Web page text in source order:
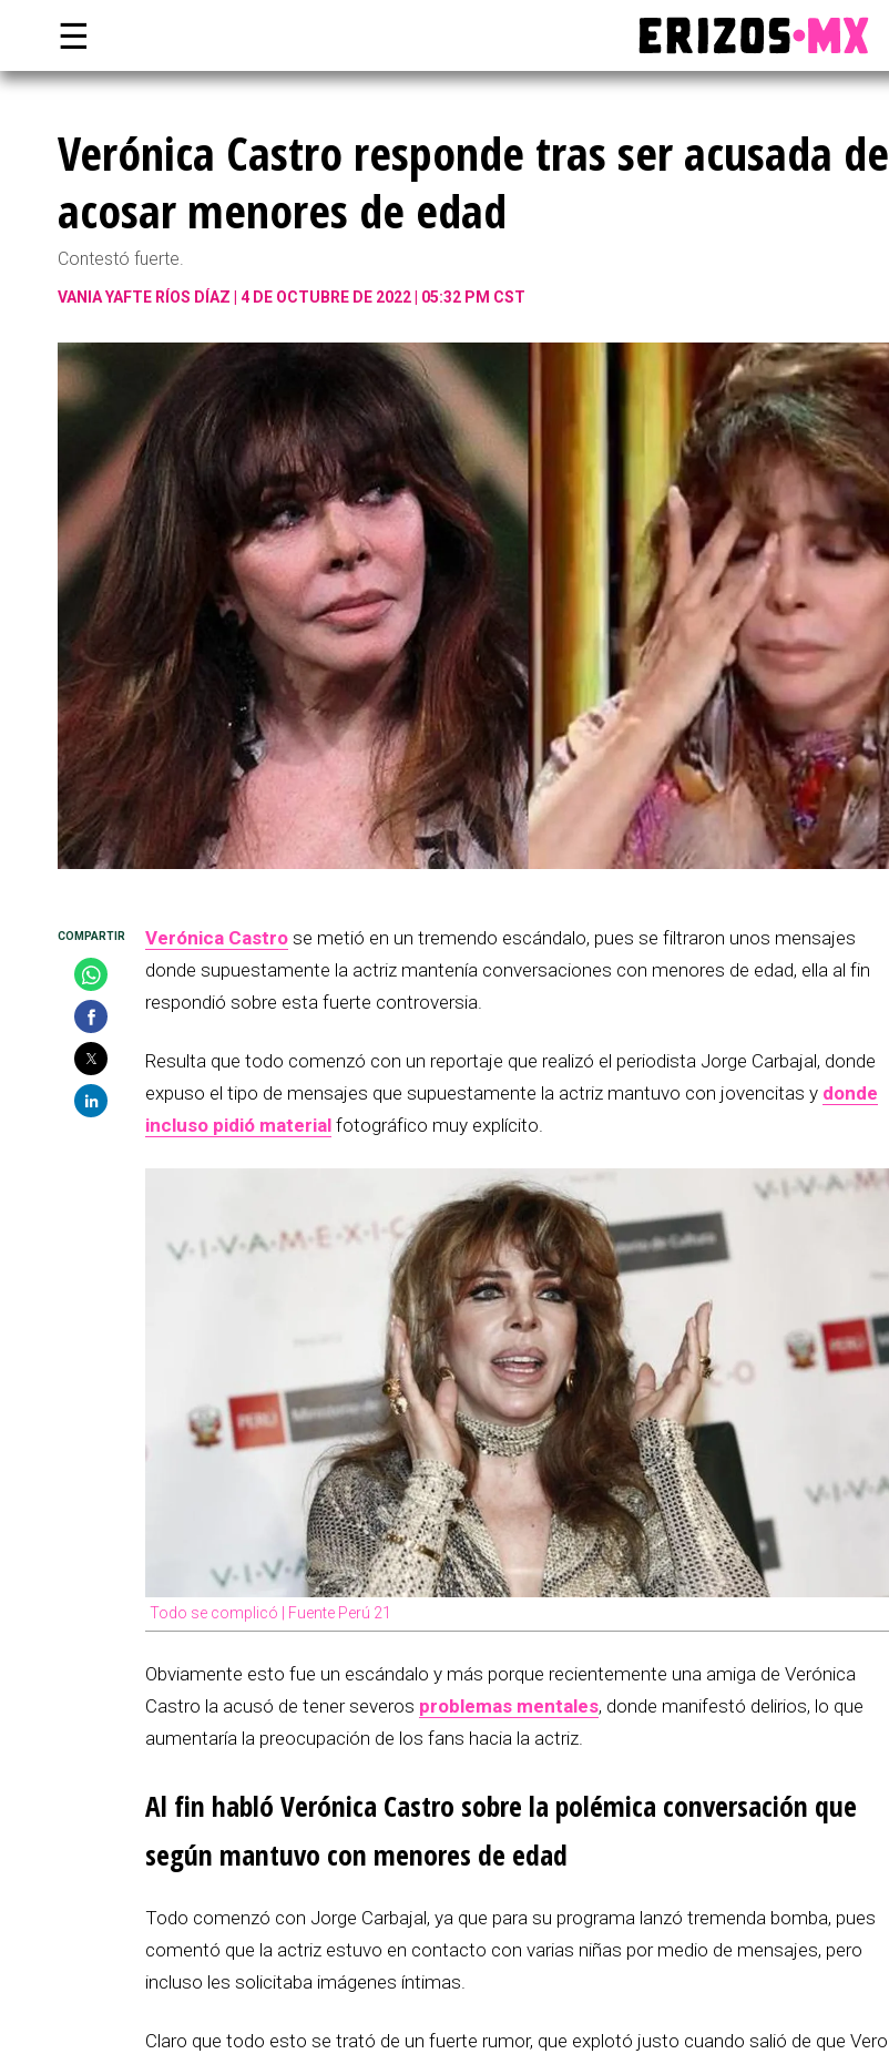
☰
Verónica Castro responde tras ser acusada de
acosar menores de edad
Contestó fuerte.
VANIA YAFTE RÍOS DÍAZ 4 DE OCTUBRE DE 2022 | 05:32 PM CST
Verónica Castro se metió en un tremendo escándalo, pues se filtraron unos mensajes
donde supuestamente la actriz mantenía conversaciones con menores de edad, ella al fin
respondió sobre esta fuerte controversia.
Resulta que todo comenzó con un reportaje que realizó el periodista Jorge Carbajal, donde
expuso el tipo de mensajes que supuestamente la actriz mantuvo con jovencitas y donde
incluso pidió material fotográfico muy explícito.
Todo se complicó | Fuente Perú 21
Obviamente esto fue un escándalo y más porque recientemente una amiga de Verónica
Castro la acusó de tener severos problemas mentales, donde manifestó delirios, lo que
aumentaría la preocupación de los fans hacia la actriz.
Al fin habló Verónica Castro sobre la polémica conversación que
según mantuvo con menores de edad
Todo comenzó con Jorge Carbajal, ya que para su programa lanzó tremenda bomba, pues
comentó que la actriz estuvo en contacto con varias niñas por medio de mensajes, pero
incluso les solicitaba imágenes íntimas.
Claro que todo esto se trató de un fuerte rumor, que explotó justo cuando salió de que Vero